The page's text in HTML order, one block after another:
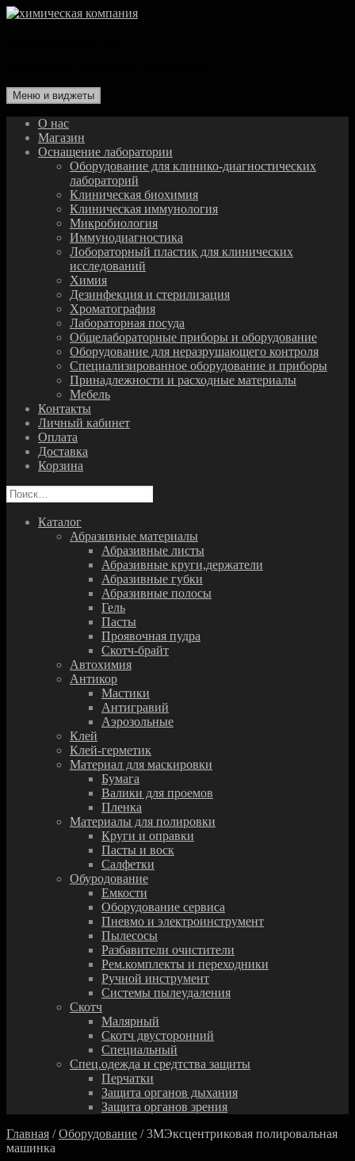
Перейти
Меню и виджеты
О нас
Магазин
Оснащение лаборатории
Оборудование для клинико-диагностических
лабораторий
Клиническая биохимия
Клиническая иммунология
Микробиология
Иммунодиагностика
Лобораторный пластик для клинических
исследований
Химия
Дезинфекция и стерилизация
Хроматография
Лабораторная посуда
Общелабораторные приборы и оборудование
Оборудование для неразрушающего контроля
Специализированное оборудование и приборы
Принадлежности и расходные материалы
Мебель
Контакты
Личный кабинет
Оплата
Доставка
Корзина
Найти:
Каталог
Абразивные материалы
Абразивные листы
Абразивные круги,держатели
Абразивные губки
Абразивные полосы
Гель
Пасты
Проявочная пудра
Скотч-брайт
Автохимия
Антикор
Мастики
Антигравий
Аэрозольные
Клей
Клей-герметик
Материал для маскировки
Бумага
Валики для проемов
Пленка
Материалы для полировки
Круги и оправки
Пасты и воск
Салфетки
Обуродование
Емкости
Оборудование сервиса
Пневмо и электроинструмент
Пылесосы
Разбавители очистители
Рем.комплекты и переходники
Ручной инструмент
Системы пылеудаления
Скотч
Малярный
Скотч двусторонний
Специальный
Спец.одежда и средтства защиты
Перчатки
Защита органов дыхания
Защита органов зрения
Главная /Оборудование / 3MЭксцентриковая полировальная
машинка